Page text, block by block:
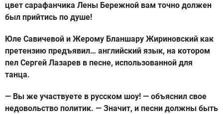
цвет сарафанчика Лены Бережной вам точно должен
был прийтись по душе!
Юле Савичевой и Жерому Бланшару Жириновский как
претензию предъявил… английский язык, на котором
пел Сергей Лазарев в песне, использованной для
танца.
— Вы же участвуете в русском шоу! — объяснил свое
недовольство политик. — Значит, и песни должны быть